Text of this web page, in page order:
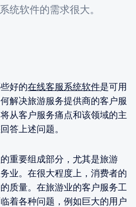
统软件的需求很大。
好的在线客服系统软件是可用
解决旅游服务提供商的客户服
从客户服务痛点和该领域的主
答上述问题。
重要组成部分，尤其是旅游
业。在很大程度上，消费者的
质量。在旅游业的客户服务工
着各种问题，例如巨大的用户